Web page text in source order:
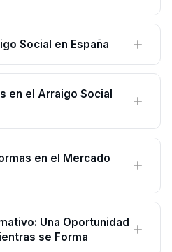
Social en España
en el Arraigo Social
en el Mercado
Una Oportunidad
se Forma